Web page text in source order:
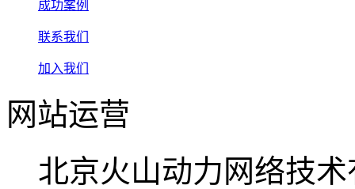
成功案例
联系我们
加入我们
网站运营
北京火山动力网络技